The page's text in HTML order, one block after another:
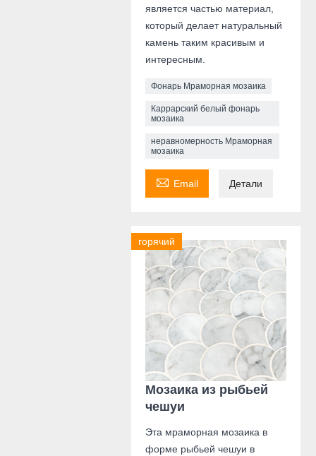
является частью материал,
который делает натуральный
камень таким красивым и
интересным.
Фонарь Мраморная мозаика
Каррарский белый фонарь
мозаика
неравномерность Мраморная
мозаика
 Email Детали
горячий
Мозаика из рыбьей
чешуи
Эта мраморная мозаика в
форме рыбьей чешуи в